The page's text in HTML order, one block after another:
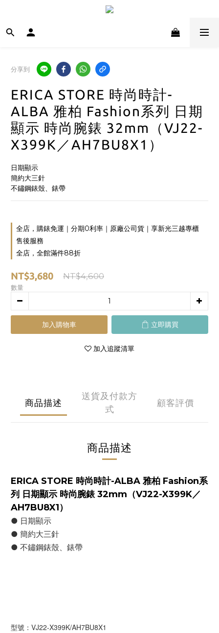
分享到
ERICA STORE 時尚時計-
ALBA 雅柏 Fashion系列 日期
顯示 時尚腕錶 32mm（VJ22-
X399K／AH7BU8X1）
日期顯示
簡約大三針
不鏽鋼錶殼、錶帶
全店，購錶免運｜分期0利率｜原廠公司貨｜享新光三越專櫃
售後服務
全店，全館滿件88折
NT$3,680 NT$4,600
數量
加入購物車 立即購買
加入追蹤清單
商品描述
送貨及付款方
式
顧客評價
商品描述
ERICA STORE 時尚時計-ALBA 雅柏 Fashion系
列 日期顯示 時尚腕錶 32mm（VJ22-X399K／
AH7BU8X1）
● 日期顯示
● 簡約大三針
● 不鏽鋼錶殼、錶帶
型號：VJ22-X399K/AH7BU8X1